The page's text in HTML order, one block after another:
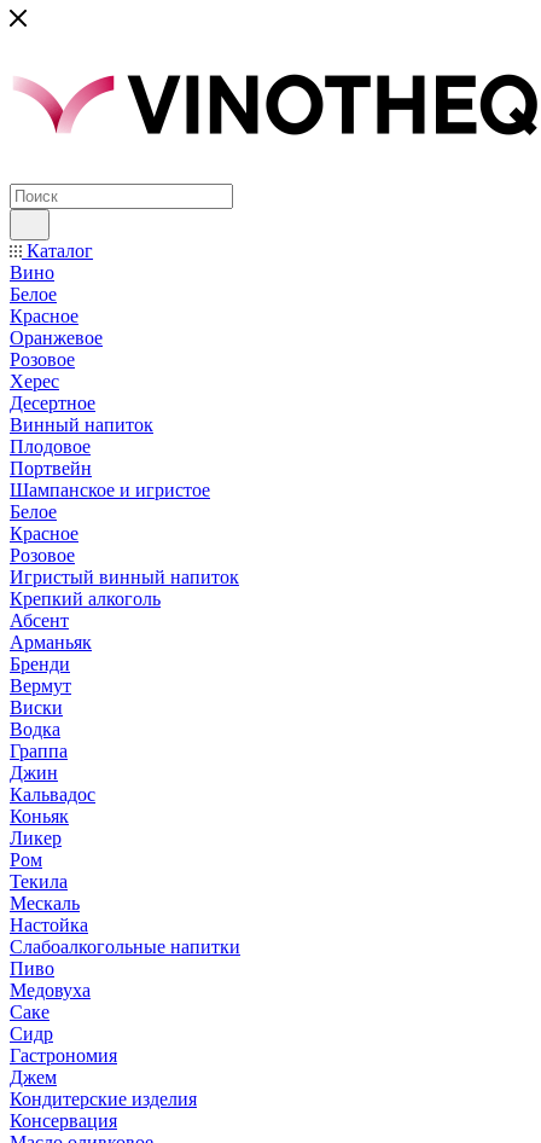
Каталог
Вино
Белое
Красное
Оранжевое
Розовое
Херес
Десертное
Винный напиток
Плодовое
Портвейн
Шампанское и игристое
Белое
Красное
Розовое
Игристый винный напиток
Крепкий алкоголь
Абсент
Арманьяк
Бренди
Вермут
Виски
Водка
Граппа
Джин
Кальвадос
Коньяк
Ликер
Ром
Текила
Мескаль
Настойка
Слабоалкогольные напитки
Пиво
Медовуха
Саке
Сидр
Гастрономия
Джем
Кондитерские изделия
Консервация